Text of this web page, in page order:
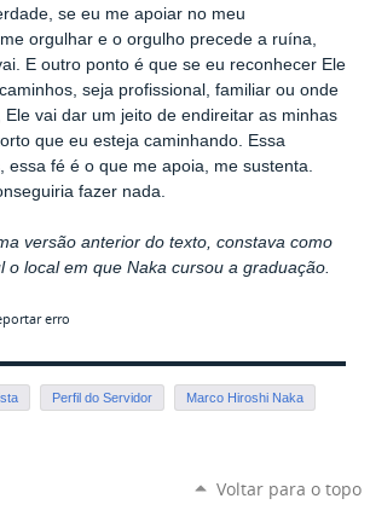
se eu me apoiar no meu
orgulhar e o orgulho precede a ruína,
E outro ponto é que se eu reconhecer Ele
seja profissional, familiar ou onde
vai dar um jeito de endireitar as minhas
que eu esteja caminhando. Essa
essa fé é o que me apoia, me sustenta.
fazer nada.
versão anterior do texto, constava como
o local em que Naka cursou a graduação.
erro
Perfil do Servidor Marco Hiroshi Naka
Voltar para o topo